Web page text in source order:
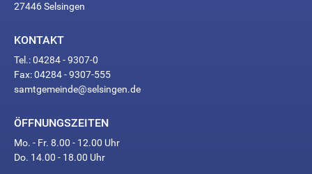
27446 Selsingen
KONTAKT
Tel.: 04284 - 9307-0
Fax: 04284 - 9307-555
samtgemeinde@selsingen.de
ÖFFNUNGSZEITEN
Mo. - Fr. 8.00 - 12.00 Uhr
Do. 14.00 - 18.00 Uhr